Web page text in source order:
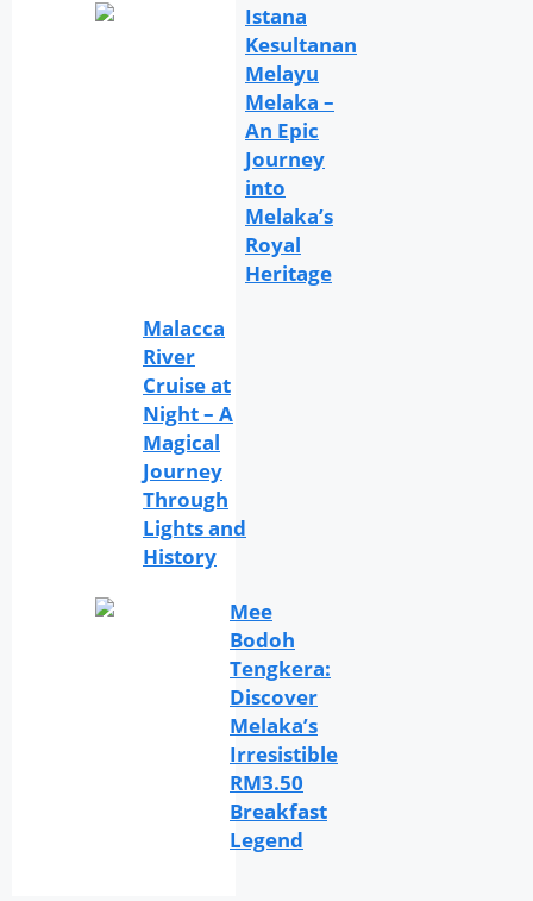
Istana
Kesultanan
Melayu
Melaka –
An Epic
Journey
into
Melaka’s
Royal
Heritage
Malacca
River
Cruise at
Night – A
Magical
Journey
Through
Lights and
History
Mee
Bodoh
Tengkera:
Discover
Melaka’s
Irresistible
RM3.50
Breakfast
Legend